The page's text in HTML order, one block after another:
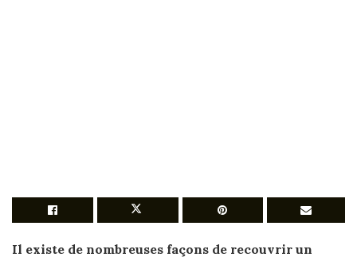
Il existe de nombreuses façons de recouvrir un